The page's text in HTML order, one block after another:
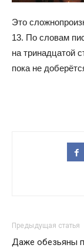
Это
13. По словам
на тринадцатой
пока не
Предыдущая статья
Даже обезьяны